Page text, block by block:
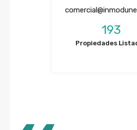
193
Propiedades